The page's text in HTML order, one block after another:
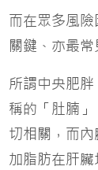
而在眾多風
關鍵、亦最常
所謂中央肥
稱的「肚腩
切相關，而
加脂肪在肝